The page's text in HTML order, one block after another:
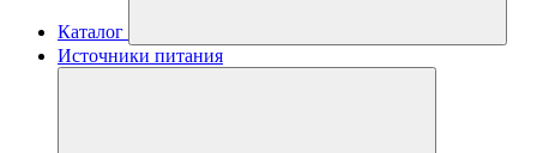
Каталог
Источники питания